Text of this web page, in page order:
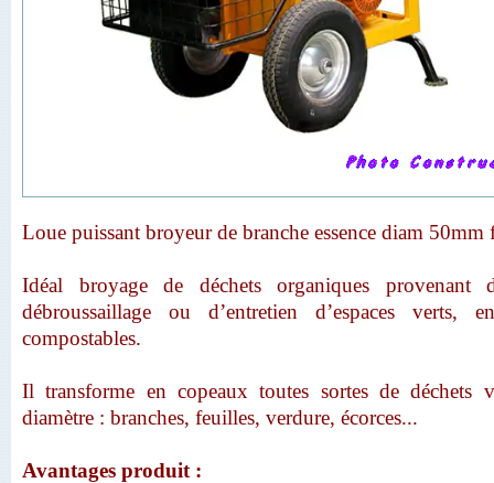
Loue puissant broyeur de branche essence diam 50mm
Idéal broyage de déchets organiques provenant
débroussaillage ou d’entretien d’espaces verts,
compostables.
Il transforme en copeaux toutes sortes de déchets
diamètre : branches, feuilles, verdure, écorces...
Avantages produit :